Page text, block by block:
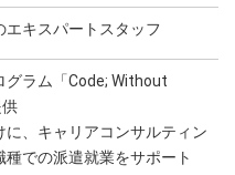
キスパートスタッフ
グラム「Code; Without
に、キャリアコンサルティン
での派遣就業をサポート